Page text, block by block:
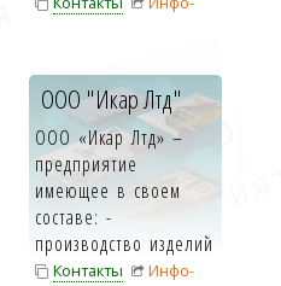
ООО "Икар Лтд"
ООО «Икар Лтд» –
предприятие
имеющее в своем
составе: -
производство изделий
из интегрального
Контакты
Инфо-